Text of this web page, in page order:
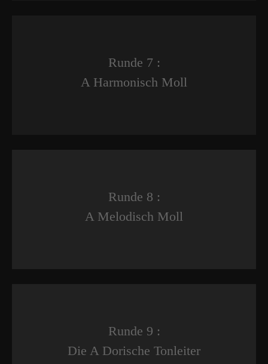
Runde 7 :
A Harmonisch Moll
Runde 8 :
A Melodisch Moll
Runde 9 :
Die A Dorische Tonleiter